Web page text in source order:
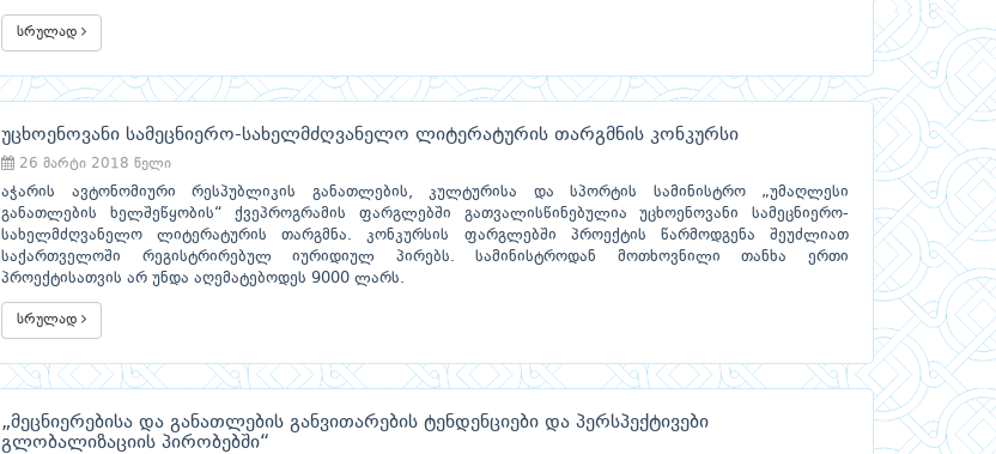
სრულად
უცხოენოვანი სამეცნიერო-სახელმძღვანელო ლიტერატურის თარგმნის კონკურსი
26 მარტი 2018 წელი
აჭარის ავტონომიური რესპუბლიკის განათლების, კულტურისა და სპორტის სამინისტრო „უმაღლესი
განათლების ხელშეწყობის“ ქვეპროგრამის ფარგლებში გათვალისწინებულია უცხოენოვანი სამეცნიერო-
სახელმძღვანელო ლიტერატურის თარგმნა. კონკურსის ფარგლებში პროექტის წარმოდგენა შეუძლიათ
საქართველოში რეგისტრირებულ იურიდიულ პირებს. სამინისტროდან მოთხოვნილი თანხა ერთი
პროექტისათვის არ უნდა აღემატებოდეს 9000 ლარს.
სრულად
„მეცნიერებისა და განათლების განვითარების ტენდენციები და პერსპექტივები
გლობალიზაციის პირობებში“